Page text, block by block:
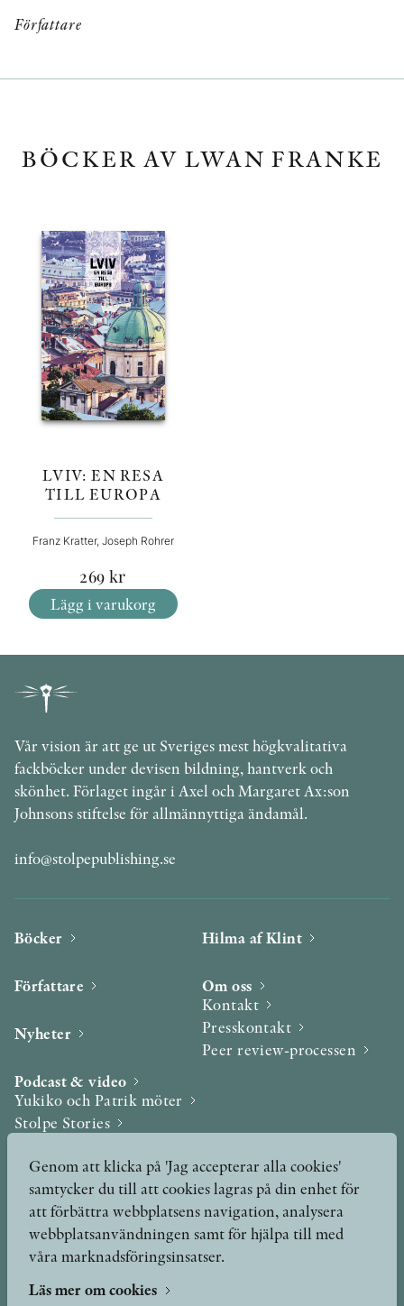
Författare
BÖCKER AV LWAN FRANKE
LVIV: EN RESA
TILL EUROPA
Franz Kratter, Joseph Rohrer
269 kr
Lägg i varukorg
Vår vision är att ge ut Sveriges mest högkvalitativa
fackböcker under devisen bildning, hantverk och
skönhet. Förlaget ingår i Axel och Margaret Ax:son
Johnsons stiftelse för allmännyttiga ändamål.
info@stolpepublishing.se
Böcker
Författare
Nyheter
Podcast & video
Yukiko och Patrik möter
Stolpe Stories
Utmärkelser & Format
Utmärkelser
Övriga format
Hilma af Klint
Om oss
Kontakt
Presskontakt
Peer review-processen
Genom att klicka på 'Jag accepterar alla cookies'
samtycker du till att cookies lagras på din enhet för
att förbättra webbplatsens navigation, analysera
webbplatsanvändningen samt för hjälpa till med
våra marknadsföringsinsatser.
Läs mer om cookies